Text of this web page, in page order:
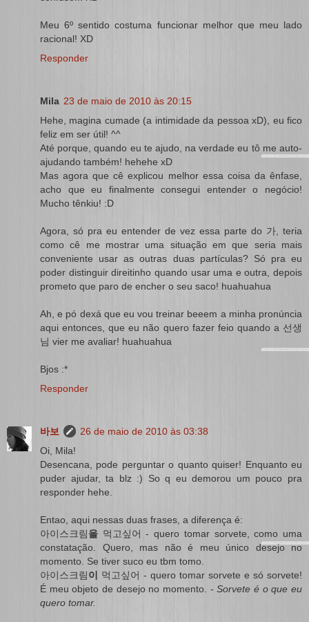
Meu 6º sentido costuma funcionar melhor que meu lado
racional! XD
Responder
Mila 23 de maio de 2010 às 20:15
Hehe, magina cumade (a intimidade da pessoa xD), eu fico
feliz em ser útil! ^^
Até porque, quando eu te ajudo, na verdade eu tô me auto-
ajudando também! hehehe xD
Mas agora que cê explicou melhor essa coisa da ênfase,
acho que eu finalmente consegui entender o negócio!
Mucho tênkiu! :D
Agora, só pra eu entender de vez essa parte do 가, teria
como cê me mostrar uma situação em que seria mais
conveniente usar as outras duas partículas? Só pra eu
poder distinguir direitinho quando usar uma e outra, depois
prometo que paro de encher o seu saco! huahuahua
Ah, e pó dexá que eu vou treinar beeem a minha pronúncia
aqui entonces, que eu não quero fazer feio quando a 선생
님 vier me avaliar! huahuahua
Bjos :*
Responder
바보
26 de maio de 2010 às 03:38
Oi, Mila!
Desencana, pode perguntar o quanto quiser! Enquanto eu
puder ajudar, ta blz :) So q eu demorou um pouco pra
responder hehe.
Entao, aqui nessas duas frases, a diferença é:
아이스크림을 먹고싶어 - quero tomar sorvete, como uma
constatação. Quero, mas não é meu único desejo no
momento. Se tiver suco eu tbm tomo.
아이스크림이
먹고싶어 - quero tomar sorvete e só sorvete!
É meu objeto de desejo no momento. -Sorvete é o que eu
quero tomar.